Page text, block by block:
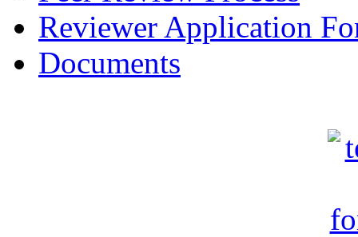
Reviewer Application
Documents